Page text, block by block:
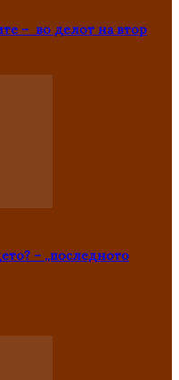
– во делот на втор
– „последното